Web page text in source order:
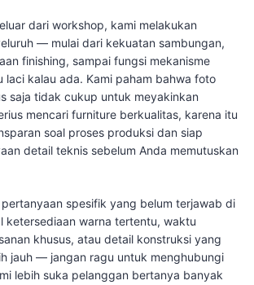
dari workshop, kami melakukan
— mulai dari kekuatan sambungan,
finishing, sampai fungsi mekanisme
laci kalau ada. Kami paham bahwa foto
saja tidak cukup untuk meyakinkan
mencari furniture berkualitas, karena itu
soal proses produksi dan siap
detail teknis sebelum Anda memutuskan
spesifik yang belum terjawab di
ketersediaan warna tertentu, waktu
khusus, atau detail konstruksi yang
jauh — jangan ragu untuk menghubungi
lebih suka pelanggan bertanya banyak